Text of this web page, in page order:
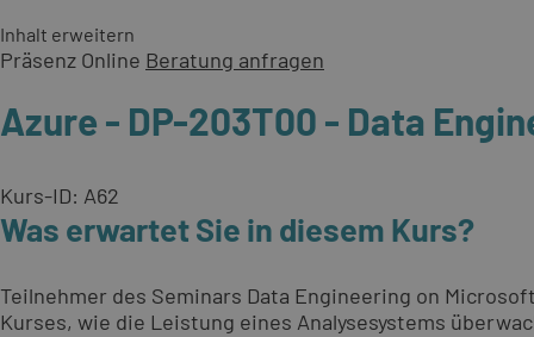
Inhalt erweitern
Präsenz Online Beratung anfragen
Azure - DP-203T00 - Data
Kurs-ID: A62
Was erwartet Sie in diesem Kurs?
Teilnehmer des Seminars Data Engineering on
Kurses, wie die Leistung eines Analysesystems